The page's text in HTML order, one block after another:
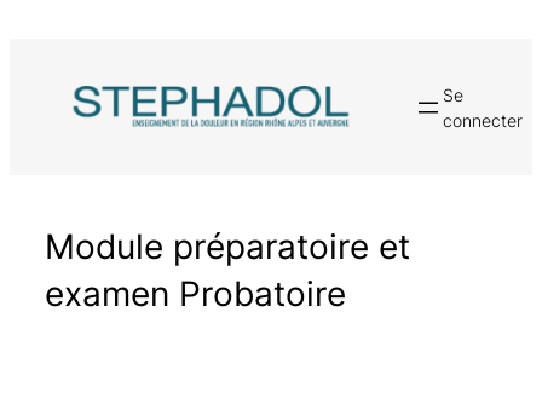
Se
connecter
Module préparatoire et
examen Probatoire